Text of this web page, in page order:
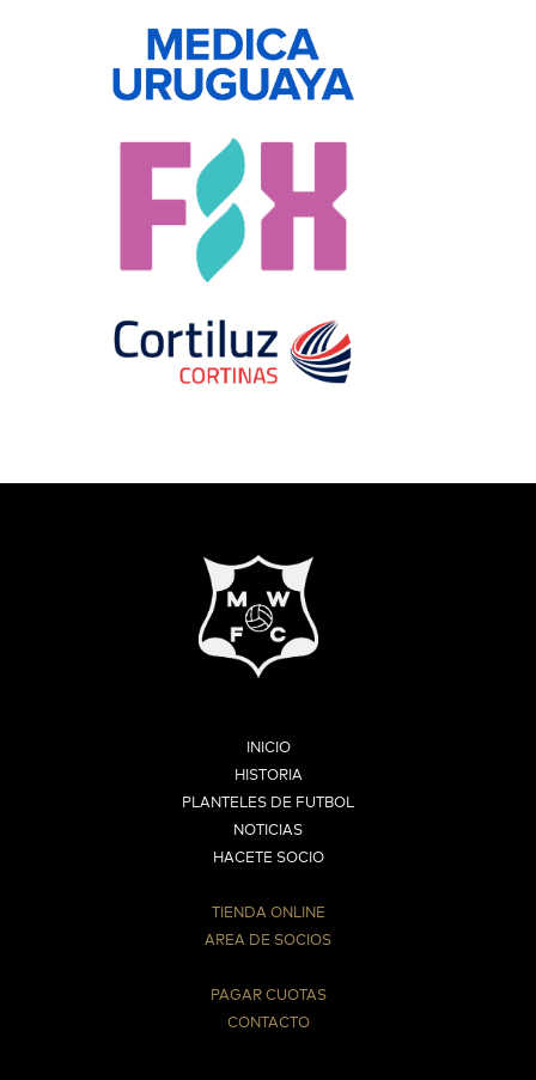
INICIO
HISTORIA
PLANTELES DE FUTBOL
NOTICIAS
HACETE SOCIO
TIENDA ONLINE
AREA DE SOCIOS
PAGAR CUOTAS
CONTACTO